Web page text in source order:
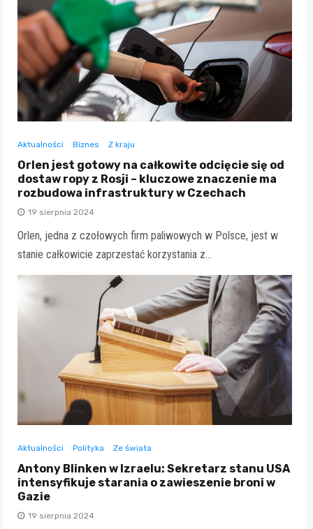
Aktualności Biznes Z kraju
Orlen jest gotowy na całkowite odcięcie się od
dostaw ropy z Rosji – kluczowe znaczenie ma
rozbudowa infrastruktury w Czechach
19 sierpnia 2024
Orlen, jedna z czołowych firm paliwowych w Polsce, jest w
stanie całkowicie zaprzestać korzystania z…
Aktualności Polityka Ze świata
Antony Blinken w Izraelu: Sekretarz stanu USA
intensyfikuje starania o zawieszenie broni w
Gazie
19 sierpnia 2024